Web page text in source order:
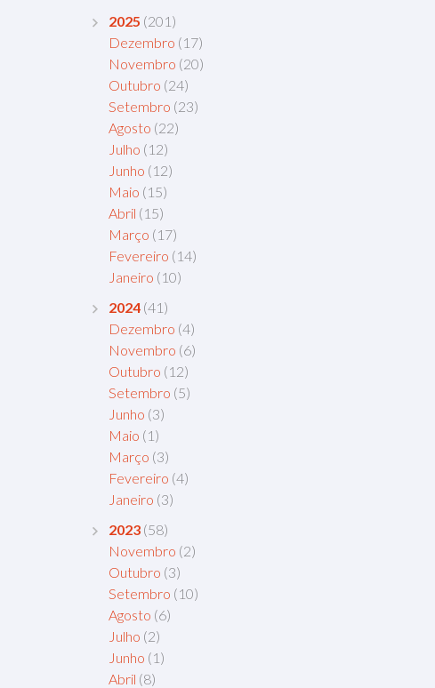
2025 (201)
Dezembro (17)
Novembro (20)
Outubro (24)
Setembro (23)
Agosto (22)
Julho (12)
Junho (12)
Maio (15)
Abril (15)
Março (17)
Fevereiro (14)
Janeiro (10)
2024 (41)
Dezembro (4)
Novembro (6)
Outubro (12)
Setembro (5)
Junho (3)
Maio (1)
Março (3)
Fevereiro (4)
Janeiro (3)
2023 (58)
Novembro (2)
Outubro (3)
Setembro (10)
Agosto (6)
Julho (2)
Junho (1)
Abril (8)